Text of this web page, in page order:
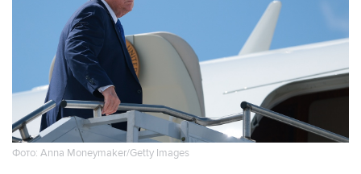
Фото: Anna Moneymaker/Getty Images